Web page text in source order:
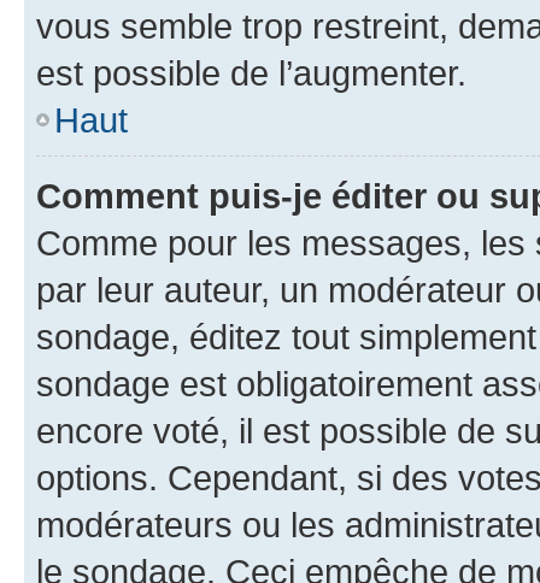
vous semble trop restreint,
est possible de l’augmenter.
Haut
Comment puis-je éditer ou
Comme pour les messages,
par leur auteur, un modérateur
sondage, éditez tout
sondage est obligatoirement
encore voté, il est possible de
options. Cependant, si des
modérateurs ou les
le sondage. Ceci empêche de